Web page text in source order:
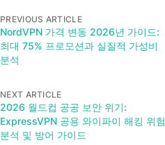
PREVIOUS ARTICLE
NordVPN 가격 변동 2026년 가이드:
최대 75% 프로모션과 실질적 가성비
분석
NEXT ARTICLE
2026 월드컵 공공 보안 위기:
ExpressVPN 공용 와이파이 해킹 위험
분석 및 방어 가이드